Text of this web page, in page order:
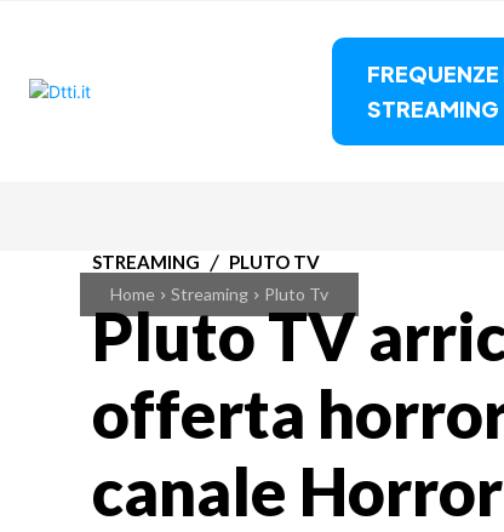
FREQUENZE
STREAMING
Home Streaming Pluto Tv
STREAMING PLUTO TV
Pluto TV
offerta
canale